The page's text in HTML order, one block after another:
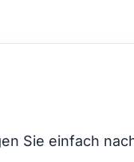
Sie einfach